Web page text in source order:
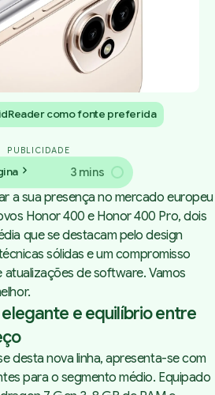
como fonte preferida
PUBLICIDADE
3 mins
a sua presença no mercado europeu
Honor 400 e Honor 400 Pro, dois
que se destacam pelodesign
sólidas e um compromisso
atualizações desoftware. Vamos
e equilíbrio entre
desta nova linha, apresenta-se com
para o segmento médio. Equipado